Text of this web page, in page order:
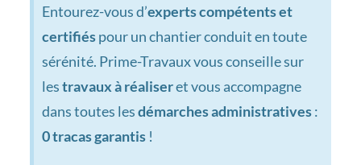
Entourez-vous d’experts compétents et
certifiéspour un chantier conduit en toute
sérénité. Prime-Travaux vous conseille sur
lestravaux à réaliseret vous accompagne
dans toutes lesdémarches administratives:
0 tracas garantis!